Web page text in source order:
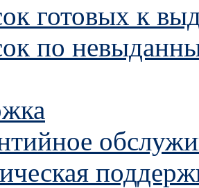
готовых к
по